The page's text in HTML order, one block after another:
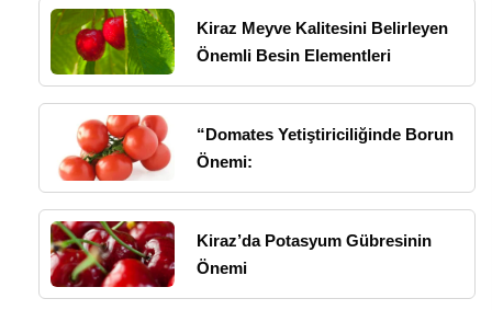
Kiraz Meyve Kalitesini Belirleyen
Önemli Besin Elementleri
“Domates Yetiştiriciliğinde Borun
Önemi:
Kiraz’da Potasyum Gübresinin
Önemi